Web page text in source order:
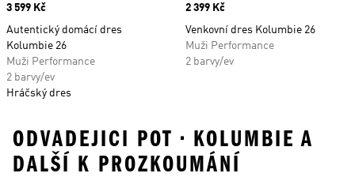
Price
3 599 Kč
Autentický domácí dres
Kolumbie 26
Muži Performance
2 barvy/ev
Hráčský dres
Price
2 399 Kč
Venkovní dres Kolumbie 26
Muži Performance
2 barvy/ev
ODVADEJICI POT • KOLUMBIE A
DALŠÍ K PROZKOUMÁNÍ